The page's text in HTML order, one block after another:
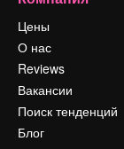
Цены
О нас
Reviews
Вакансии
Поиск тенденций
Блог